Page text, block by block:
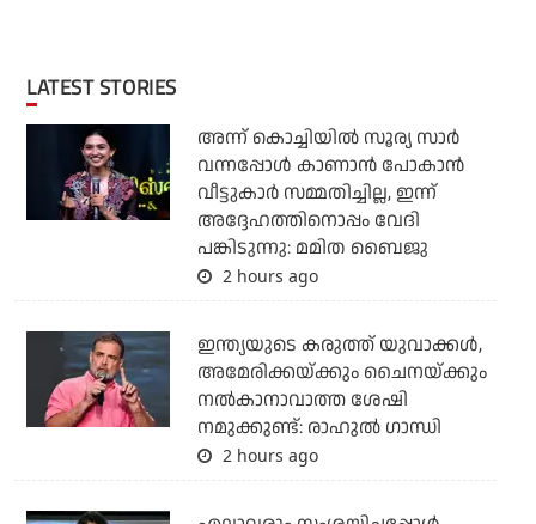
LATEST STORIES
അന്ന് കൊച്ചിയില്‍ സൂര്യ സാര്‍
വന്നപ്പോള്‍ കാണാന്‍ പോകാന്‍
വീട്ടുകാര്‍ സമ്മതിച്ചില്ല, ഇന്ന്
അദ്ദേഹത്തിനൊപ്പം വേദി
പങ്കിടുന്നു: മമിത ബൈജു
2 hours ago
ഇന്ത്യയുടെ കരുത്ത് യുവാക്കള്‍,
അമേരിക്കയ്ക്കും ചൈനയ്ക്കും
നല്‍കാനാവാത്ത ശേഷി
നമുക്കുണ്ട്: രാഹുല്‍ ഗാന്ധി
2 hours ago